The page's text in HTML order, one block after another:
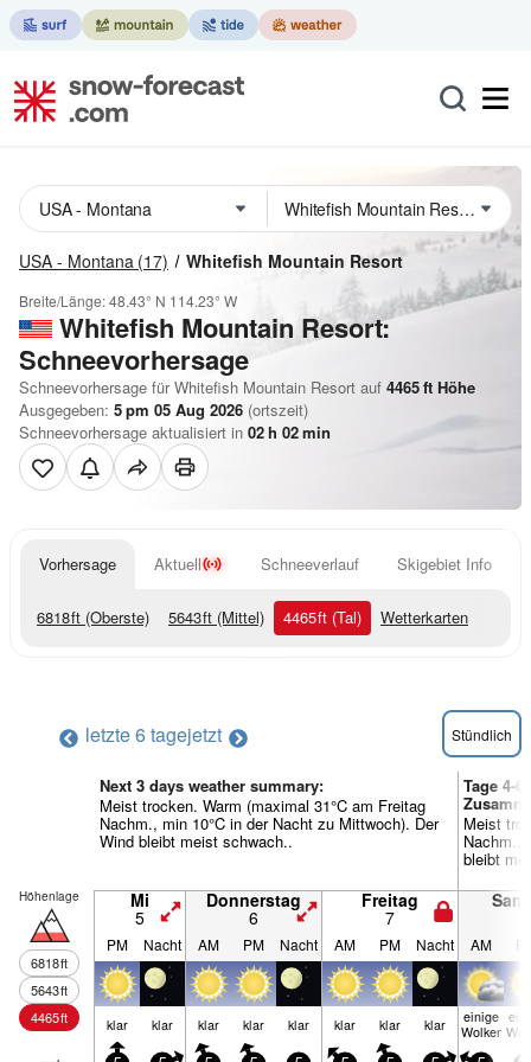
USA - Montana (17) Whitefish Mountain Resort
Breite/Länge:48.43° N 114.23° W
Whitefish Mountain Resort:
Schneevorhersage
Schneevorhersage für Whitefish Mountain Resort auf 4465ft Höhe
Ausgegeben: 5 pm 05 Aug 2026 (ortszeit)
Schneevorhersage aktualisiert in 02h 02min
Vorhersage Aktuell Schneeverlauf Skigebiet Info
6818ft (Oberste) 5643ft (Mittel) 4465ft (Tal) Wetterkarten
letzte 6 tagejetzt Stündlich
Next 3 days weather summary:
Meist trocken. Warm (maximal 31°C am Freitag
Nachm., min 10°C in der Nacht zu Mittwoch). Der
Wind bleibt meist schwach..
Tage 4-
Meist
Nachm.,
bleibt
Höhenlage
6818ft
5643ft
4465ft
Mi
5
Donnerstag
6
Freitag
7
PM Nacht AM PM Nacht AM PM Nacht AM
klar klar klar klar klar klar klar klar einige
Wolken